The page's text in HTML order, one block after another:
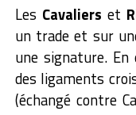
Les Cavaliers et
un trade et sur
une signature.
des ligaments
(échangé contre